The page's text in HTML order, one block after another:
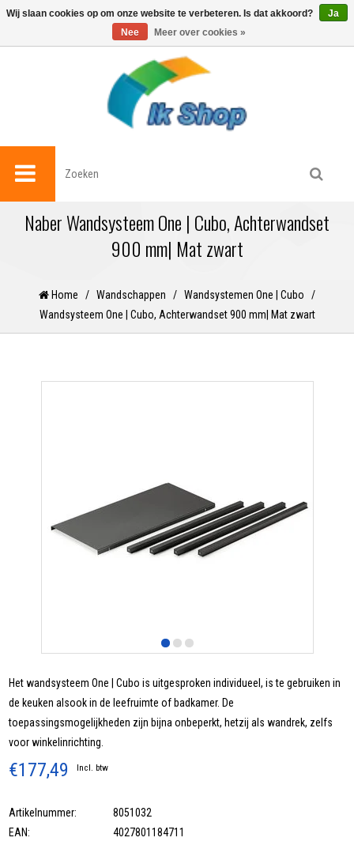
0
Naber Wandsysteem One | Cubo, Achterwandset
900 mm| Mat zwart
Home / Wandschappen / Wandsystemen One | Cubo
/
Wandsysteem One | Cubo, Achterwandset 900 mm| Mat zwart
Het wandsysteem One | Cubo is uitgesproken individueel, is te gebruiken in
de keuken alsook in de leefruimte of badkamer. De
toepassingsmogelijkheden zijn bijna onbeperkt, hetzij als wandrek, zelfs
voor winkelinrichting.
€177,49 Incl. btw
Artikelnummer:
8051032
EAN:
4027801184711
Wij slaan cookies op om onze website te verbeteren. Is dat akkoord?
Ja
Nee
Meer over cookies »